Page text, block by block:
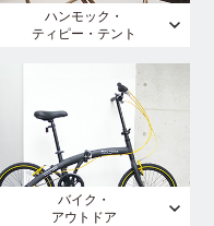
ハンモック・
ティピー・テント
バイク・
アウトドア